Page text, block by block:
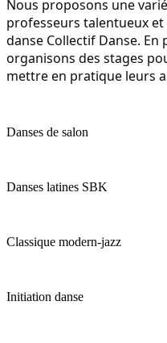
Nous proposons une
professeurs talentueux et
danse Collectif Danse.
organisons des stages
mettre en pratique leurs
Danses de salon
Danses latines SBK
Classique modern-jazz
Initiation danse